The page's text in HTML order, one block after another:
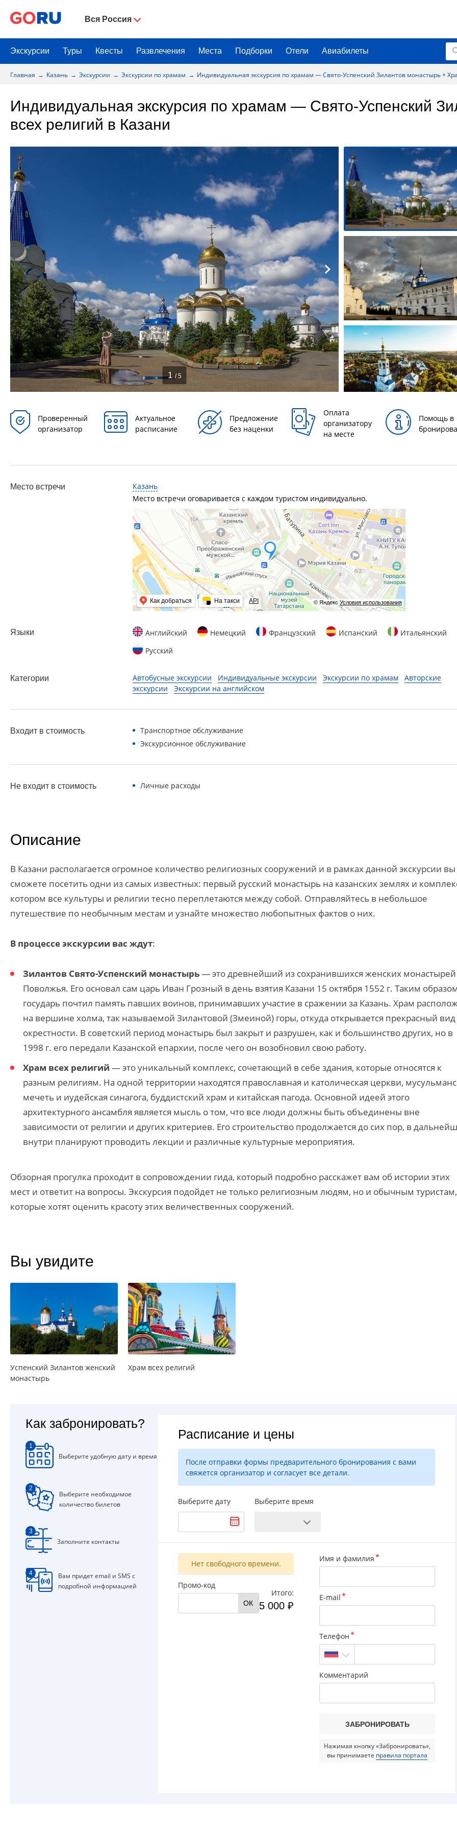
Вся Россия
Экскурсии Туры Квесты Развлечения Места Подборки Отели Авиабилеты
Главная Казань Экскурсии Экскурсии по храмам Индивидуальная экскурсия по храмам — Свято-Успенский Зилантов монастырь +
Индивидуальная экскурсия по храмам — Свято-Успенский
всех религий в Казани
1 / 5
Проверенный
организатор
Актуальное
расписание
Предложение
без наценки
Оплата
организатору
на месте
Помощь в
Место встречи
Казань
Место встречи оговаривается с каждом туристом индивидуально.
© Яндекс Условия использования
Как добраться На такси API
Языки Английский Немецкий Французский Испанский
Итальянский
Русский
Категории Автобусные экскурсии Индивидуальные экскурсии Экскурсии по храмам
Авторские
экскурсии
Экскурсии на английском
Входит в стоимость
Транспортное обслуживание
Экскурсионное обслуживание
Не входит в стоимость Личные расходы
Описание
В Казани располагается огромное количество религиозных сооружений и в рамках данной экскурсии вы
сможете посетить одни из самых известных: первый русский монастырь на казанских землях и
котором все культуры и религии тесно переплетаются между собой. Отправляйтесь в небольшое
путешествие по необычным местам и узнайте множество любопытных фактов о них.
В процессе экскурсии вас ждут:
Зилантов Свято-Успенский монастырь— это древнейший из сохранившихся женских монастырей
Поволжья. Его основал сам царь Иван Грозный в день взятия Казани 15 октября 1552 г. Таким
государь почтил память павших воинов, принимавших участие в сражении за Казань. Храм
на вершине холма, так называемой Зилантовой (Змеиной) горы, откуда открывается прекрасный
окрестности. В советский период монастырь был закрыт и разрушен, как и большинство других, но в
1998 г. его передали Казанской епархии, после чего он возобновил свою работу.
Храм всех религий — это уникальный комплекс, сочетающий в себе здания, которые относятся к
разным религиям. На одной территории находятся православная и католическая церкви,
мечеть и иудейская синагога, буддистский храм и китайская пагода. Основной идеей этого
архитектурного ансамбля является мысль о том, что все люди должны быть объединены вне
зависимости от религии и других критериев. Его строительство продолжается до сих пор, в
внутри планируют проводить лекции и различные культурные мероприятия.
Обзорная прогулка проходит в сопровождении гида, который подробно расскажет вам об истории этих
мест и ответит на вопросы. Экскурсия подойдет не только религиозным людям, но и обычным туристам,
которые хотят оценить красоту этих величественных сооружений.
Вы увидите
Успенский Зилантов женский
монастырь
Храм всех религий
Как забронировать?
1
Выберите удобную дату и время
2
Выберите необходимое
количество билетов
3
Заполните контакты
4
Вам придет email и SMS с
подробной информацией
Расписание и цены
После отправки формы предварительного бронирования с вами
свяжется организатор и согласует все детали.
Выберите дату Выберите время
Нет свободного времени.
Промо-код
ОК
Итого:
5 000 ₽
Имя и фамилия
E-mail
Телефон
Комментарий
Нажимая кнопку «Забронировать»,
вы принимаете правила портала